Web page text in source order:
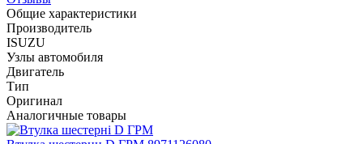
Общие характеристики
Производитель
ISUZU
Узлы автомобиля
Двигатель
Тип
Оригинал
Аналогичные товары